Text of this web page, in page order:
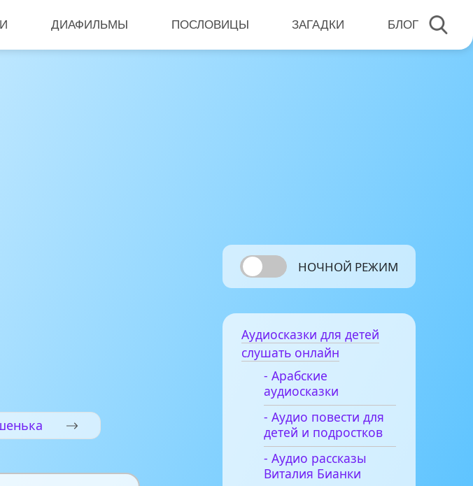
ДИАФИЛЬМЫ ПОСЛОВИЦЫ ЗАГАДКИ БЛОГ
НОЧНОЙ РЕЖИМ
Аудиосказки для детей
слушать онлайн
- Арабские
аудиосказки
- Аудио повести для
детей и подростков
- Аудио рассказы
Виталия Бианки